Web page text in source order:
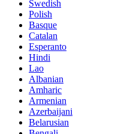
Swedish
Polish
Basque
Catalan
Esperanto
Hindi
Lao
Albanian
Amharic
Armenian
Azerbaijani
Belarusian